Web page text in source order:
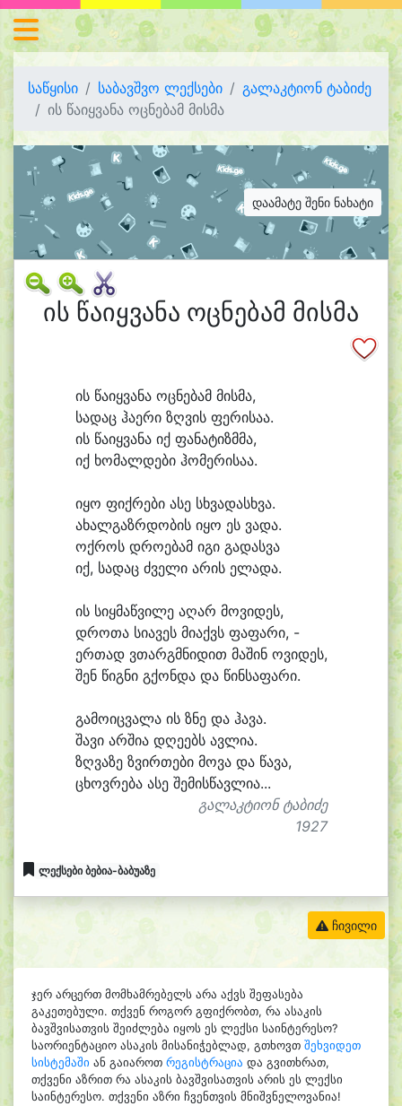
საწყისი საბავშვო ლექსები
გალაკტიონ ტაბიძე
ის წაიყვანა ოცნებამ მისმა
დაამატე შენი ნახატი
ის წაიყვანა ოცნებამ მისმა
ის წაიყვანა ოცნებამ მისმა,
სადაც ჰაერი ზღვის ფერისაა.
ის წაიყვანა იქ ფანატიზმმა,
იქ ხომალდები ჰომერისაა.
იყო ფიქრები ასე სხვადასხვა.
ახალგაზრდობის იყო ეს ვადა.
ოქროს დროებამ იგი გადასვა
იქ, სადაც ძველი არის ელადა.
ის სიყმაწვილე აღარ მოვიდეს,
დროთა სიავეს მიაქვს ფაფარი, -
ერთად ვთარგმნიდით მაშინ ოვიდეს,
შენ წიგნი გქონდა და წინსაფარი.
გამოიცვალა ის ზნე და ჰავა.
შავი არშია დღეებს ავლია.
ზღვაზე ზვირთები მოვა და წავა,
ცხოვრება ასე შემისწავლია...
გალაკტიონ ტაბიძე
1927
ლექსები ბებია-ბაბუაზე
ჩივილი
ჯერ არცერთ მომხამრებელს არა აქვს შეფასება
გაკეთებული. თქვენ როგორ გფიქრობთ, რა ასაკის
ბავშვისათვის შეიძლება იყოს ეს ლექსი საინტერესო?
საორიენტაციო ასაკის მისანიჭებლად, გთხოვთ შეხვიდეთ
სისტემაში ან გაიაროთ რეგისტრაცია და გვითხრათ,
თქვენი აზრით რა ასაკის ბავშვისათვის არის ეს ლექსი
საინტერესო. თქვენი აზრი ჩვენთვის მნიშვნელოვანია!